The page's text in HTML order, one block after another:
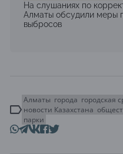
На слушаниях по
Алматы обсудили меры
выбросов
Алматы города городская
новости Казахстана
парки